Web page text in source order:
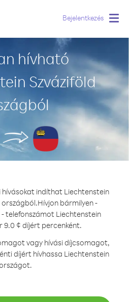
Bejelentkezés
hívható
Szváziföld
hívásokat indíthat Liechtenstein
országból.Hívjon bármilyen -
- telefonszámot Liechtenstein
9.0 ¢ díjért percenként.
vagy hívási díjcsomagot,
díjért hívhassa Liechtenstein